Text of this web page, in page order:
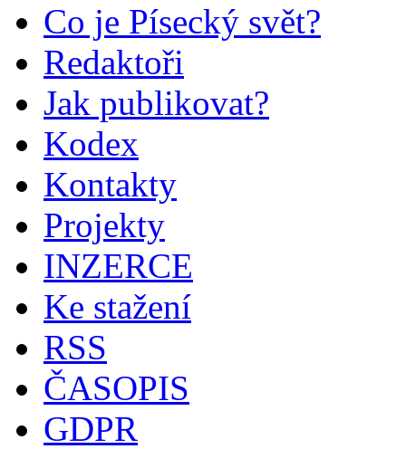
Co je Písecký svět?
Redaktoři
Jak publikovat?
Kodex
Kontakty
Projekty
INZERCE
Ke stažení
RSS
ČASOPIS
GDPR